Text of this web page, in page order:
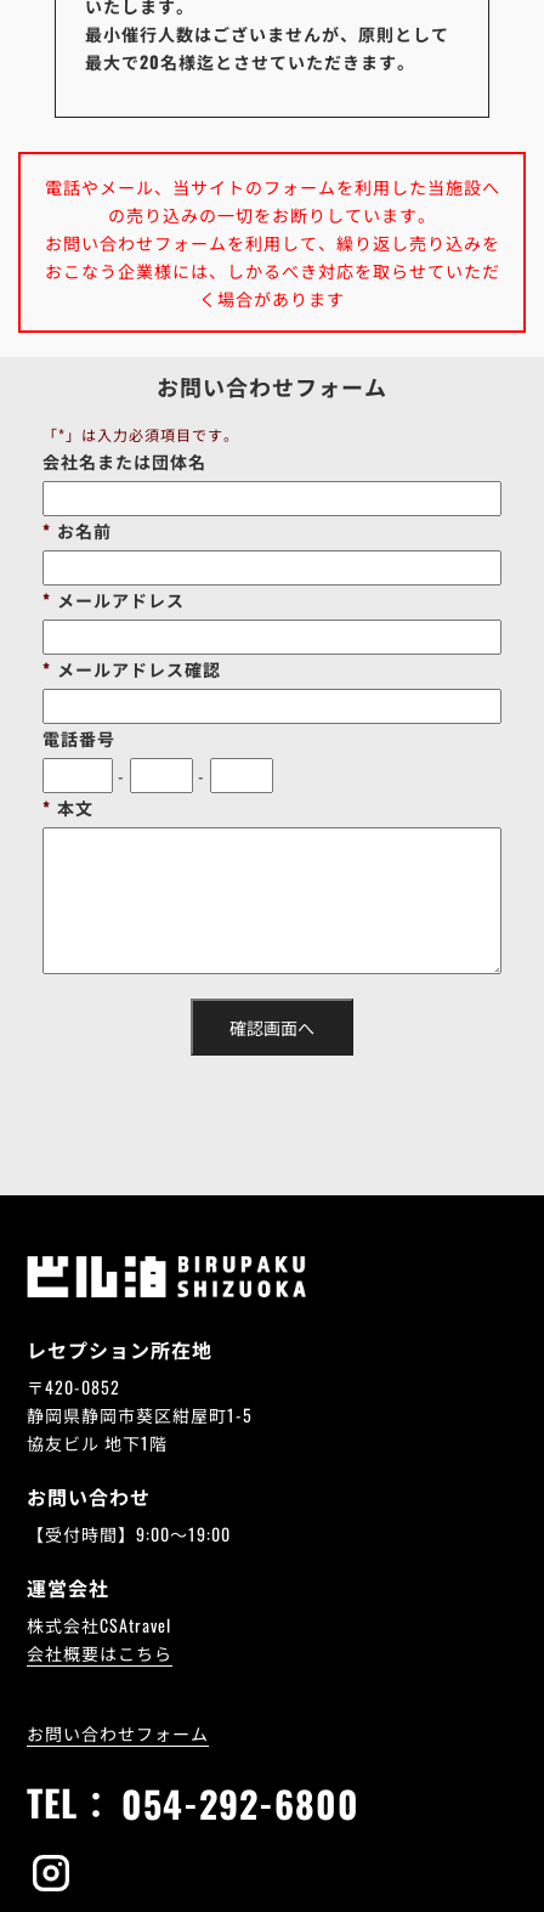
いたします。
最小催行人数はございませんが、原則として
最大で20名様迄とさせていただきます。
電話やメール、当サイトのフォームを利用した当施設へ
の売り込みの一切をお断りしています。
お問い合わせフォームを利用して、繰り返し売り込みを
おこなう企業様には、しかるべき対応を取らせていただ
く場合があります
お問い合わせフォーム
「*」は入力必須項目です。
会社名または団体名
お名前
メールアドレス
メールアドレス確認
電話番号
-
-
本文
レセプション所在地
〒420-0852
静岡県静岡市葵区紺屋町1-5
協友ビル 地下1階
お問い合わせ
【受付時間】9:00～19:00
運営会社
株式会社CSAtravel
会社概要はこちら
お問い合わせフォーム
TEL： 054-292-6800